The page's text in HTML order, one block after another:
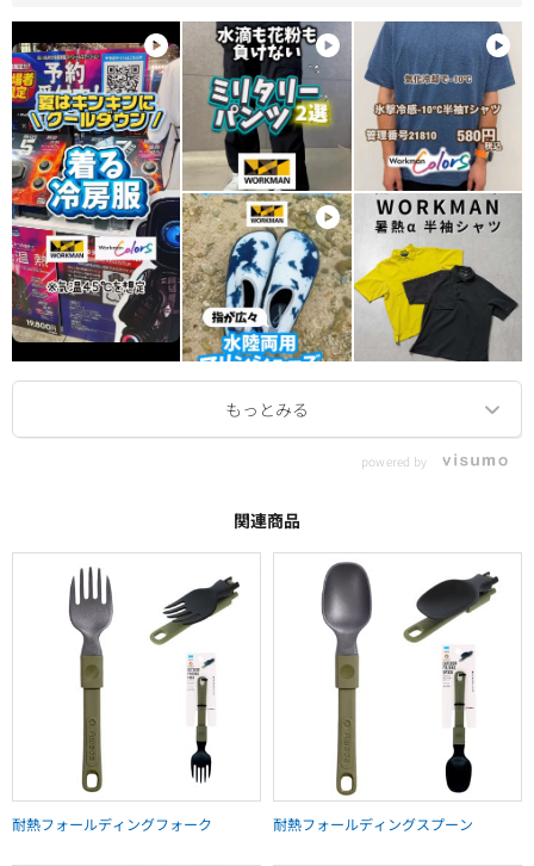
powered by
関連商品
耐熱フォールディングフォーク 耐熱フォールディングスプーン